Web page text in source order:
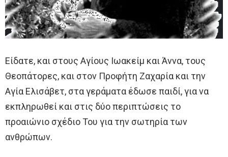
Είδατε, και στους Αγίους Ιωακείμ και Άννα, τους
Θεοπάτορες, και στον Προφήτη Ζαχαρία και την
Αγία Ελισάβετ, στα γεράματα έδωσε παιδί, για να
εκπληρωθεί και στις δύο περιπτώσεις το
προαιώνιο σχέδιο Του για την σωτηρία των
ανθρώπων.